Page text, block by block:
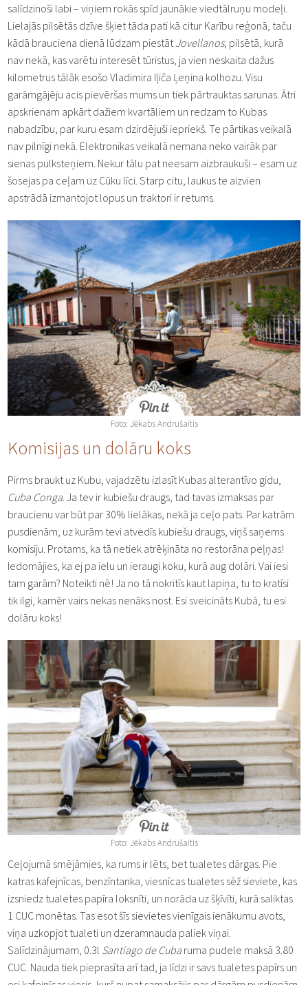
salīdzinoši labi – viņiem rokās spīd jaunākie viedtālruņu modeļi.
Lielajās pilsētās dzīve šķiet tāda pati kā citur Karību reģonā, taču
kādā brauciena dienā lūdzam piestātJovellanos, pilsētā, kurā
nav nekā, kas varētu interesēt tūristus, ja vien neskaita dažus
kilometrus tālāk esošo Vladimira Iļiča Ļeņina kolhozu. Visu
garāmgājēju acis pievēršas mums un tiek pārtrauktas sarunas. Ātri
apskrienam apkārt dažiem kvartāliem un redzam to Kubas
nabadzību, par kuru esam dzirdējuši iepriekš. Te pārtikas veikalā
nav pilnīgi nekā. Elektronikas veikalā nemana neko vairāk par
sienas pulksteņiem. Nekur tālu pat neesam aizbraukuši – esam uz
šosejas pa ceļam uz Cūku līci. Starp citu, laukus te aizvien
apstrādā izmantojot lopus un traktori ir retums.
Foto: Jēkabs Andrušaitis
Komisijas un dolāru koks
Pirms braukt uz Kubu, vajadzētu izlasīt Kubas alterantīvo gidu,
Cuba Conga . Ja tev ir kubiešu draugs, tad tavas izmaksas par
braucienu var būt par 30% lielākas, nekā ja ceļo pats. Par katrām
pusdienām, uz kurām tevi atvedīs kubiešu draugs, viņš saņems
komisiju. Protams, ka tā netiek atrēķināta no restorāna peļņas!
Iedomājies, ka ej pa ielu un ieraugi koku, kurā aug dolāri. Vai iesi
tam garām? Noteikti nē! Ja no tā nokritīs kaut lapiņa, tu to kratīsi
tik ilgi, kamēr vairs nekas nenāks nost. Esi sveicināts Kubā, tu esi
dolāru koks!
Foto: Jēkabs Andrušaitis
Ceļojumā smējāmies, ka rums ir lēts, bet tualetes dārgas. Pie
katras kafejnīcas, benzīntanka, viesnīcas tualetes sēž sieviete, kas
izsniedz tualetes papīra loksnīti, un norāda uz šķīvīti, kurā saliktas
1 CUC monētas. Tas esot šīs sievietes vienīgais ienākumu avots,
viņa uzkopjot tualeti un dzeramnauda paliek viņai.
Salīdzinājumam, 0.3l Santiago de Cuba ruma pudele maksā 3.80
CUC. Nauda tiek pieprasīta arī tad, ja līdzi ir savs tualetes papīrs un